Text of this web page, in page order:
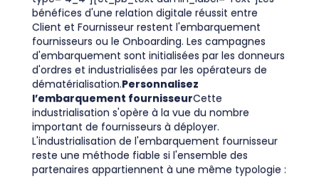
bénéfices d'une relation digitale réussit entre
Client et Fournisseur restent l'embarquement
fournisseurs ou le Onboarding. Les campagnes
d'embarquement sont initialisées par les donneurs
d'ordres et industrialisées par les opérateurs de
dématérialisation.Personnalisez
l’embarquement fournisseurCette
industrialisation s'opère à la vue du nombre
important de fournisseurs à déployer.
L'industrialisation de l'embarquement fournisseur
reste une méthode fiable si l'ensemble des
partenaires appartiennent à une même typologie :